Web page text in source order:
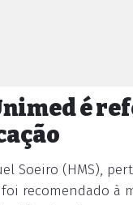
é
Soeiro (HMS),
recomendado à